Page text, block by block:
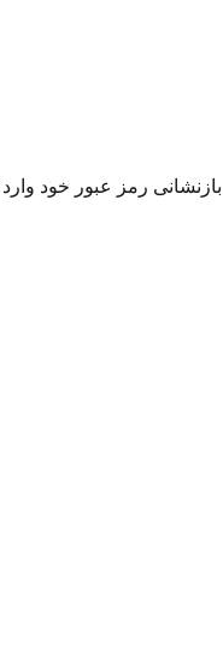
رمز عبور خود وارد